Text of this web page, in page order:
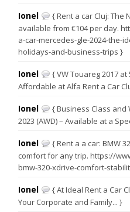
Ionel
{ Rent a car Cluj: The
available from €104 per day.
a-car-mercedes-gle-2024-the-
holidays-and-business-trips }
Ionel
{ VW Touareg 2017
Affordable at Alfa Rent a Car
Ionel
{ Business Class and
2023 (AWD) – Available at a
Ionel
{ Rent a a car: BMW
comfort for any trip. https://
bmw-320-xdrive-comfort-
Ionel
{ At Ideal Rent a Car
Your Corporate and Family... }